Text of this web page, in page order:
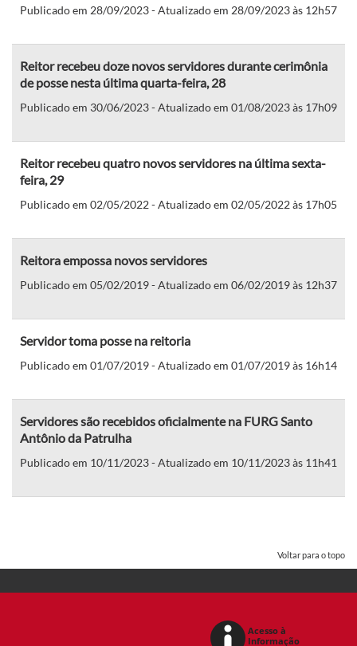
Publicado em 28/09/2023 - Atualizado em 28/09/2023 às 12h57
Reitor recebeu doze novos servidores durante cerimônia
de posse nesta última quarta-feira, 28
Publicado em 30/06/2023 - Atualizado em 01/08/2023 às 17h09
Reitor recebeu quatro novos servidores na última sexta-
feira, 29
Publicado em 02/05/2022 - Atualizado em 02/05/2022 às 17h05
Reitora empossa novos servidores
Publicado em 05/02/2019 - Atualizado em 06/02/2019 às 12h37
Servidor toma posse na reitoria
Publicado em 01/07/2019 - Atualizado em 01/07/2019 às 16h14
Servidores são recebidos oficialmente na FURG Santo
Antônio da Patrulha
Publicado em 10/11/2023 - Atualizado em 10/11/2023 às 11h41
Voltar para o topo